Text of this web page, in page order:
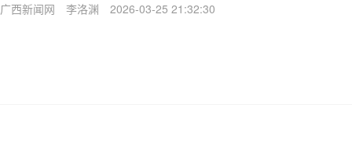
广西新闻网 李洛渊 2026-03-25 21:32:30